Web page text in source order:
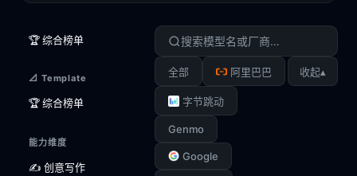
🏆 综合榜单
📐 Template
🏆 综合榜单
能力维度
✍️ 创意写作
全部 阿里巴巴
字节跳动
Genmo
Google
收起▴